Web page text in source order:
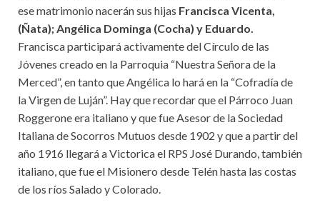
ese matrimonio nacerán sus hijas Francisca Vicenta,
(Ñata); Angélica Dominga (Cocha) y Eduardo.
Francisca participará activamente del Círculo de las
Jóvenes creado en la Parroquia “Nuestra Señora de la
Merced”, en tanto que Angélica lo hará en la “Cofradía de
la Virgen de Luján”. Hay que recordar que el Párroco Juan
Roggerone era italiano y que fue Asesor de la Sociedad
Italiana de Socorros Mutuos desde 1902 y que a partir del
año 1916 llegará a Victorica el RPS José Durando, también
italiano, que fue el Misionero desde Telén hasta las costas
de los ríos Salado y Colorado.